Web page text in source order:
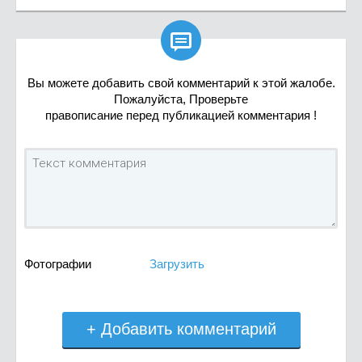

Вы можете добавить свой комментарий к этой жалобе.
Пожалуйста, Проверьте
правописание перед публикацией комментария !
Фотографии Загрузить
+ Добавить комментарий